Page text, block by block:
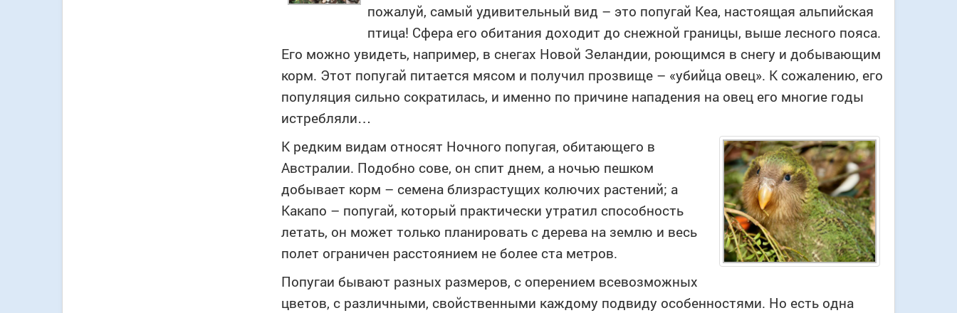
пожалуй, самый удивительный вид – это попугай Кеа, настоящая альпийская
птица! Сфера его обитания доходит до снежной границы, выше лесного пояса.
Его можно увидеть, например, в снегах Новой Зеландии, роющимся в снегу и добывающим
корм. Этот попугай питается мясом и получил прозвище – «убийца овец». К сожалению, его
популяция сильно сократилась, и именно по причине нападения на овец его многие годы
истребляли…
К редким видам относят Ночного попугая, обитающего в
Австралии. Подобно сове, он спит днем, а ночью пешком
добывает корм – семена близрастущих колючих растений; а
Какапо – попугай, который практически утратил способность
летать, он может только планировать с дерева на землю и весь
полет ограничен расстоянием не более ста метров.
Попугаи бывают разных размеров, с оперением всевозможных
цветов, с различными, свойственными каждому подвиду особенностями. Но есть одна